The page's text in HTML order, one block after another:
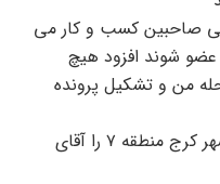
صاحبین کسب و کار می
عضو شوند افزود هیچ
من و تشکیل پرونده
مدیریت ونمایندگی پیشخوان البرز شهر کرج منطقه ۷ را آقای